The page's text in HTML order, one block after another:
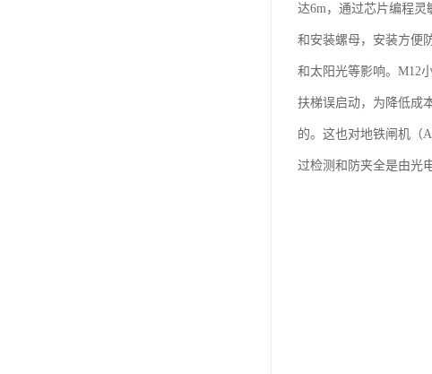
达6m，通过芯片编程
和安装螺母，安装方便
和太阳光等影响。M12
扶梯误启动，为降低成
的。这也对地铁闸机（
过检测和防夹全是由光